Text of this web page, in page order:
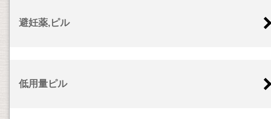
避妊薬,ピル
低用量ピル